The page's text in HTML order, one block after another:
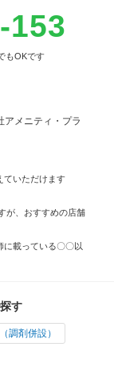
153
もOKです
メニティ・プラ
ていただけます
が、おすすめの店舗
に載っている〇〇以
す
調剤併設）